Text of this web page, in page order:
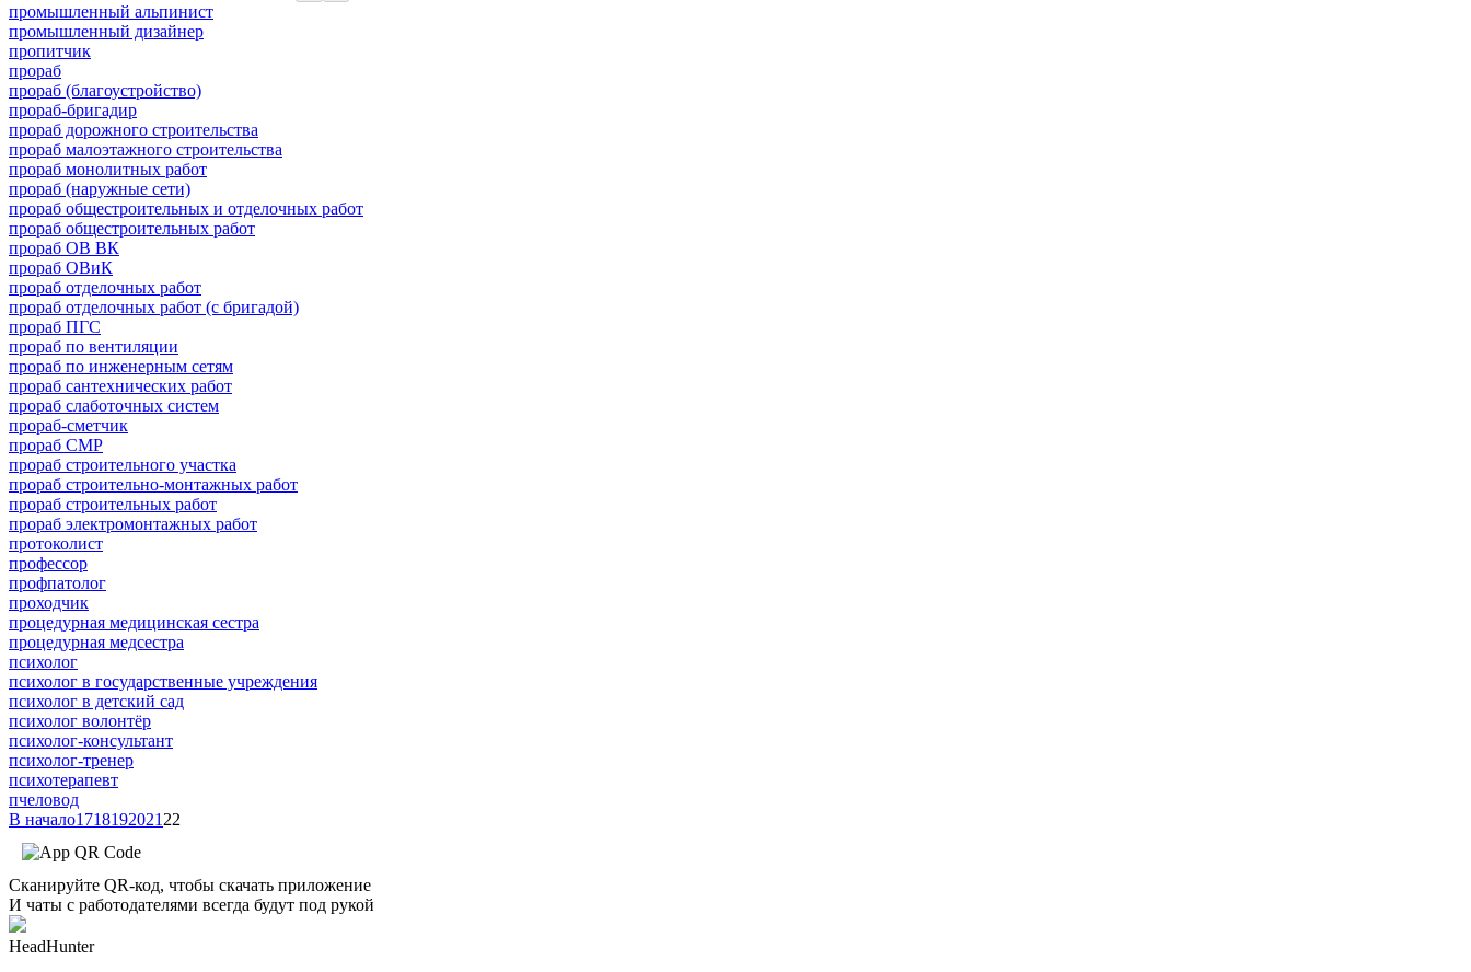
промышленный альпинист
промышленный дизайнер
пропитчик
прораб
прораб (благоустройство)
прораб-бригадир
прораб дорожного строительства
прораб малоэтажного строительства
прораб монолитных работ
прораб (наружные сети)
прораб общестроительных и отделочных работ
прораб общестроительных работ
прораб ОВ ВК
прораб ОВиК
прораб отделочных работ
прораб отделочных работ (с бригадой)
прораб ПГС
прораб по вентиляции
прораб по инженерным сетям
прораб сантехнических работ
прораб слаботочных систем
прораб-сметчик
прораб СМР
прораб строительного участка
прораб строительно-монтажных работ
прораб строительных работ
прораб электромонтажных работ
протоколист
профессор
профпатолог
проходчик
процедурная медицинская сестра
процедурная медсестра
психолог
психолог в государственные учреждения
психолог в детский сад
психолог волонтёр
психолог-консультант
психолог-тренер
психотерапевт
пчеловод
В начало1718192021 22
Сканируйте QR-код, чтобы скачать приложение
И чаты с работодателями всегда будут под рукой
HeadHunter